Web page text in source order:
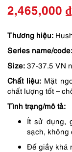
2,465,000 ₫
Thương hiệu:
Series name/code:
Size: 37-37.5 VN
Chất liệu: Mặt
chất lượng tốt –
Tình trạng/mô tả:
Ít sử dụng,
sạch, không
Đế giầy khá